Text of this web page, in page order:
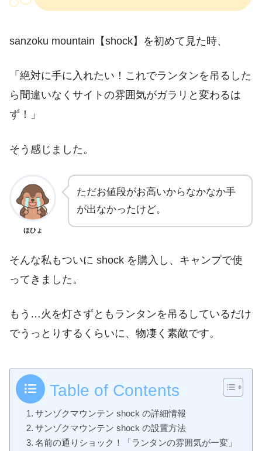
sanzoku mountain【shock】を初めて見た時、
「絶対に手に入れたい！これでランタンを吊るした
ら間違いなくサイトの雰囲気がガラリと変わるは
ず！」
そう感じました。
ほひょ
ただお値段がお高いからなかなか手
が出なかったけど。
そんな私もついに shock を購入し、キャンプで使
ってきました。
もう…火を灯さずともランタンを吊るしているだけ
でうっとりするくらいに、物凄く素敵です。
Table of Contents
サンゾクマウンテン shock の詳細情報
サンゾクマウンテン shock の設置方法
名前の通りショック！「ランタンの雰囲気が一変」